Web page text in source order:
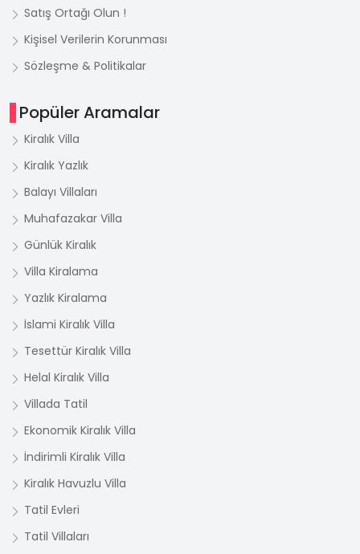
Satış Ortağı Olun !
Kişisel Verilerin Korunması
Sözleşme & Politikalar
Popüler Aramalar
Kiralık Villa
Kiralık Yazlık
Balayı Villaları
Muhafazakar Villa
Günlük Kiralık
Villa Kiralama
Yazlık Kiralama
İslami Kiralık Villa
Tesettür Kiralık Villa
Helal Kiralık Villa
Villada Tatil
Ekonomik Kiralık Villa
İndirimli Kiralık Villa
Kiralık Havuzlu Villa
Tatil Evleri
Tatil Villaları